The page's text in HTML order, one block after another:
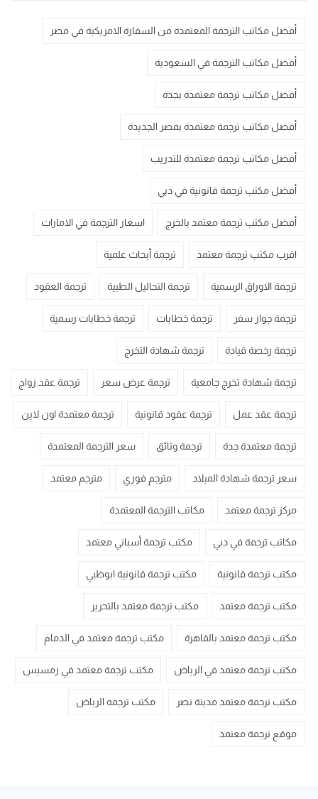
أفضل مكاتب الترجمة المعتمدة من السفارة الامريكية في مصر
أفضل مكاتب الترجمة في السعودية
أفضل مكاتب ترجمة معتمدة بجدة
أفضل مكاتب ترجمة معتمدة بمصر الجديدة
أفضل مكاتب ترجمة معتمدة للتدريب
أفضل مكتب ترجمة قانونية في دبي
أفضل مكتب ترجمة معتمد بالخرج اسعار الترجمة في الامارات
اقرب مكتب ترجمة معتمد ترجمة أبحاث علمية
ترجمة الاوراق الرسمية ترجمة التحاليل الطبية ترجمة العقود
ترجمة جواز سفر ترجمة خطابات ترجمة خطابات رسمية
ترجمة رخصة قيادة ترجمة شهادة التخرج
ترجمة شهادة تخرج جامعية ترجمة عرض سعر ترجمة عقد زواج
ترجمة عقد عمل ترجمة عقود قانونية ترجمة معتمدة اون لاين
ترجمة معتمدة جدة ترجمة وثائق سعر الترجمة المعتمدة
سعر ترجمة شهادة الميلاد مترجم فوري مترجم معتمد
مركز ترجمة معتمد مكاتب الترجمة المعتمدة
مكاتب ترجمة في دبي مكتب ترجمة أسباني معتمد
مكتب ترجمة قانونية مكتب ترجمة قانونية ابوظبي
مكتب ترجمة معتمد مكتب ترجمة معتمد بالتحرير
مكتب ترجمة معتمد بالقاهرة مكتب ترجمة معتمد في الدمام
مكتب ترجمة معتمد في الرياض مكتب ترجمة معتمد في رمسيس
مكتب ترجمة معتمد مدينة نصر مكتب ترجمه الرياض
موقع ترجمة معتمد